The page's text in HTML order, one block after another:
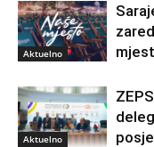
Aktuelno
Aktuelno